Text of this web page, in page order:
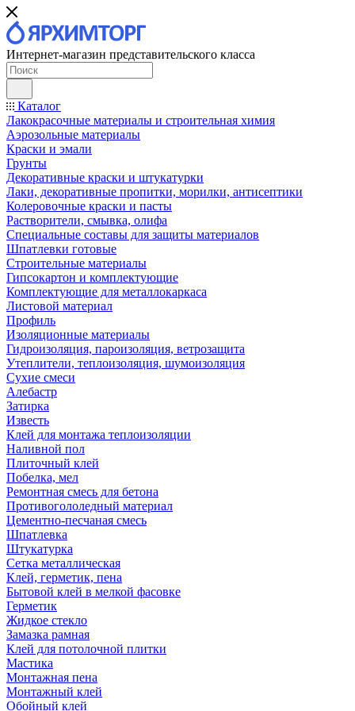
Интернет-магазин представительского класса
Каталог
Лакокрасочные материалы и строительная химия
Аэрозольные материалы
Краски и эмали
Грунты
Декоративные краски и штукатурки
Лаки, декоративные пропитки, морилки, антисептики
Колеровочные краски и пасты
Растворители, смывка, олифа
Специальные составы для защиты материалов
Шпатлевки готовые
Строительные материалы
Гипсокартон и комплектующие
Комплектующие для металлокаркаса
Листовой материал
Профиль
Изоляционные материалы
Гидроизоляция, пароизоляция, ветрозащита
Утеплители, теплоизоляция, шумоизоляция
Сухие смеси
Алебастр
Затирка
Известь
Клей для монтажа теплоизоляции
Наливной пол
Плиточный клей
Побелка, мел
Ремонтная смесь для бетона
Противогололедный материал
Цементно-песчаная смесь
Шпатлевка
Штукатурка
Сетка металлическая
Клей, герметик, пена
Бытовой клей в мелкой фасовке
Герметик
Жидкое стекло
Замазка рамная
Клей для потолочной плитки
Мастика
Монтажная пена
Монтажный клей
Обойный клей